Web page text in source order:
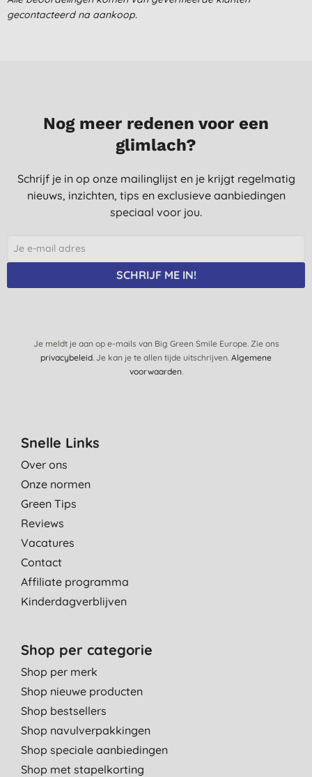
alweer op voorraad is!
gecontacteerd na aankoop.
Nog meer redenen voor een
glimlach?
Schrijf je in op onze mailinglijst en je krijgt regelmatig
nieuws, inzichten, tips en exclusieve aanbiedingen
speciaal voor jou.
SCHRIJF ME IN!
Je meldt je aan op e-mails van Big Green Smile Europe. Zie ons
privacybeleid. Je kan je te allen tijde uitschrijven. Algemene
voorwaarden.
Snelle Links
Over ons
Onze normen
Green Tips
Reviews
Vacatures
Contact
Affiliate programma
Kinderdagverblijven
Shop per categorie
Shop per merk
Shop nieuwe producten
Shop bestsellers
Shop navulverpakkingen
Shop speciale aanbiedingen
Shop met stapelkorting